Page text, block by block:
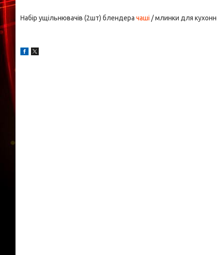
Набір ущільнювачів (2шт) блендера чаші / млинки для